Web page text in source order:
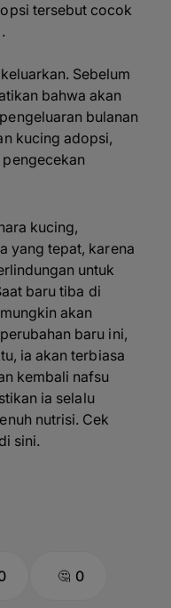
tersebut cocok
Sebelum
bahwa akan
bulanan
kucing adopsi,
kucing,
yang tepat, karena
untuk
baru tiba di
akan
baru ini,
ia akan terbiasa
kembali nafsu
ia selalu
nutrisi. Cek
di sini.
0